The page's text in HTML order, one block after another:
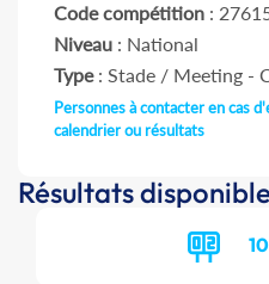
Code compétition :
Niveau : National
Type: Stade / Meeting -
Personnes à contacter en cas
calendrier ou résultats
Résultats